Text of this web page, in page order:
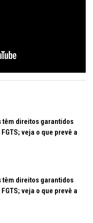
direitos garantidos
veja o que prevê a
direitos garantidos
veja o que prevê a